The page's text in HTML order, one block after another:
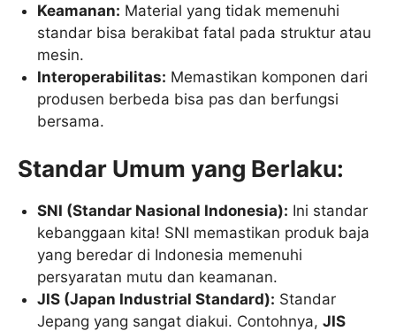
Keamanan: Material yang tidak memenuhi
standar bisa berakibat fatal pada struktur atau
mesin.
Interoperabilitas: Memastikan komponen dari
produsen berbeda bisa pas dan berfungsi
bersama.
Standar Umum yang Berlaku:
SNI (Standar Nasional Indonesia): Ini standar
kebanggaan kita! SNI memastikan produk baja
yang beredar di Indonesia memenuhi
persyaratan mutu dan keamanan.
JIS (Japan Industrial Standard): Standar
Jepang yang sangat diakui. Contohnya,JIS